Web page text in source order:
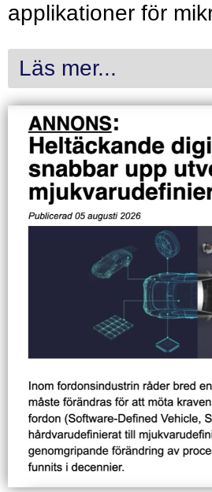
applikationer för
Läs mer...